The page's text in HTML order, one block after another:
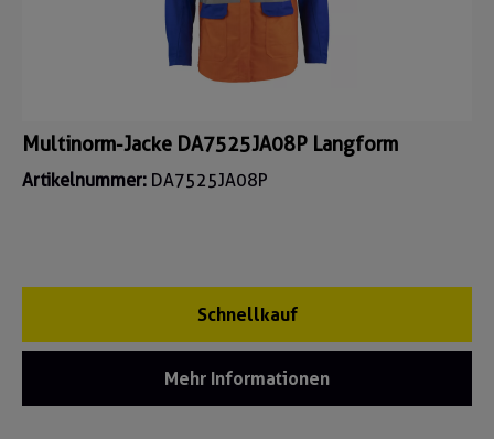
Multinorm-Jacke DA7525JA08P Langform
Artikelnummer: DA7525JA08P
Schnellkauf
Mehr Informationen